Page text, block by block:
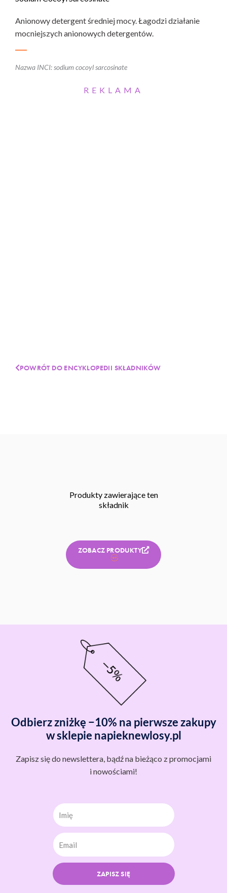
Anionowy detergent średniej mocy. Łagodzi działanie
mocniejszych anionowych detergentów.
Nazwa INCI: sodium cocoyl sarcosinate
REKLAMA
POWRÓT DO ENCYKLOPEDII SKŁADNIKÓW
Produkty zawierające ten
składnik
ZOBACZ PRODUKTY
Odbierz zniżkę −10% na pierwsze zakupy
w sklepie napieknewlosy.pl
Zapisz się do newslettera, bądź na bieżąco z promocjami
i nowościami!
Imię
ZAPISZ SIĘ